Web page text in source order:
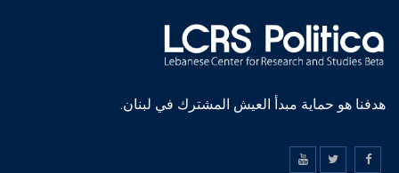
هدفنا هو حماية مبدأ العيش المشترك في لبنان.